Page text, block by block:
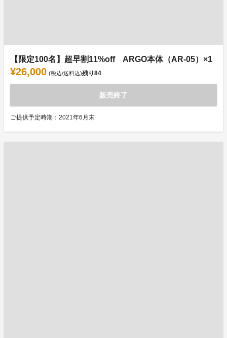
【限定100名】超早割11%off ARGO本体（AR-05）×1
¥26,000 (税込/送料込)残り84
販売終了
ご提供予定時期：2021年6月末